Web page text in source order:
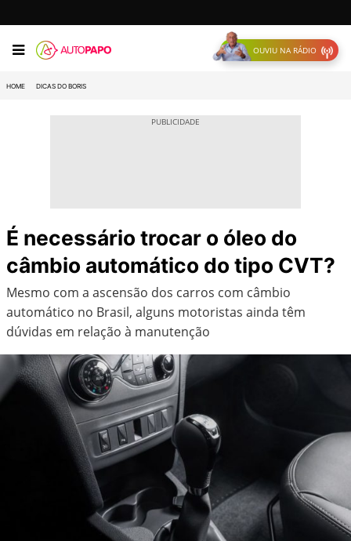
OUVIU NA RÁDIO
HOME DICAS DO BORIS
É necessário trocar o óleo do
câmbio automático do tipo CVT?
Mesmo com a ascensão dos carros com câmbio
automático no Brasil, alguns motoristas ainda têm
dúvidas em relação à manutenção